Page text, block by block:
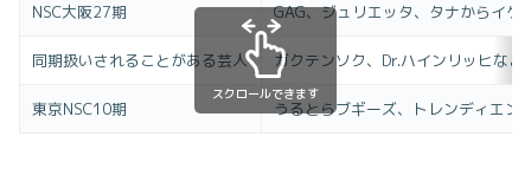
NSC大阪27期 GAG、ジュリエッタ、タナからイ
同期扱いされることがある芸人 ガクテンソク、Dr.ハインリッヒなど
東京NSC10期 うるとらブギーズ、トレンディエン
スクロールできます